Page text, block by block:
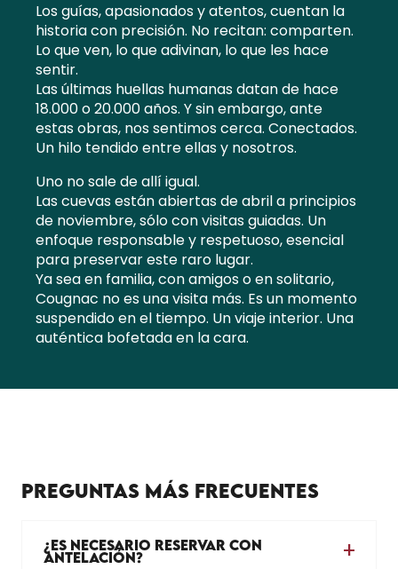
Los guías, apasionados y atentos, cuentan la
historia con precisión. No recitan: comparten.
Lo que ven, lo que adivinan, lo que les hace
sentir.
Las últimas huellas humanas datan de hace
18.000 o 20.000 años. Y sin embargo, ante
estas obras, nos sentimos cerca. Conectados.
Un hilo tendido entre ellas y nosotros.
Uno no sale de allí igual.
Las cuevas están abiertas de abril a principios
de noviembre, sólo con visitas guiadas. Un
enfoque responsable y respetuoso, esencial
para preservar este raro lugar.
Ya sea en familia, con amigos o en solitario,
Cougnac no es una visita más. Es un momento
suspendido en el tiempo. Un viaje interior. Una
auténtica bofetada en la cara.
PREGUNTAS MÁS FRECUENTES
¿ES NECESARIO RESERVAR CON
ANTELACIÓN?